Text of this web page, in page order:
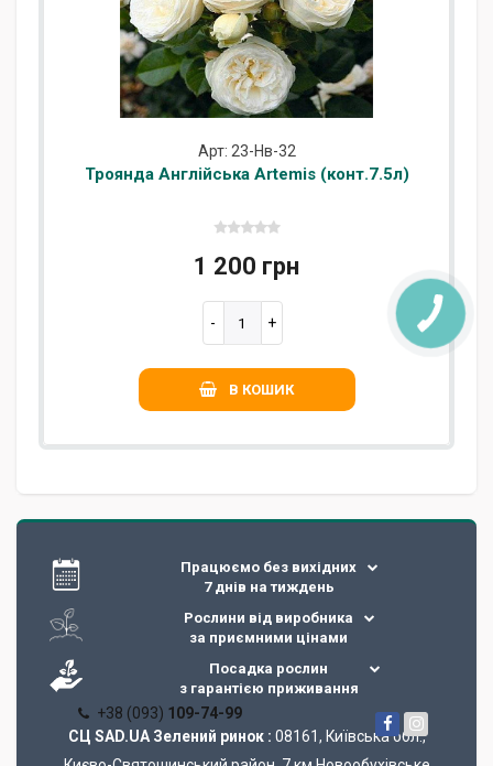
Арт: 23-Нв-32
Троянда Англійська Artemis (конт.7.5л)
1 200 грн
В КОШИК
Працюємо без вихідних
7 днів на тиждень
Рослини від виробника
за приємними цінами
Посадка рослин
з гарантією приживання
+38 (093) 109-74-99
СЦ SAD.UA Зелений ринок : 08161, Київська обл.,